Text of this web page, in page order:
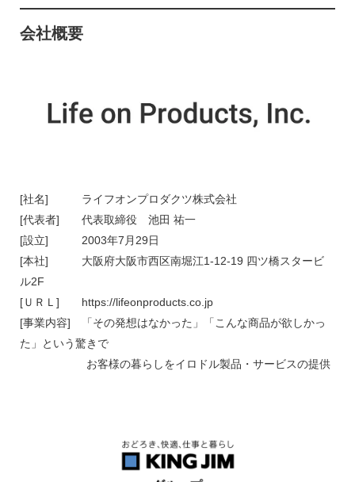
会社概要
[社名] ライフオンプロダクツ株式会社
[代表者] 代表取締役 池田 祐一
[設立] 2003年7月29日
[本社] 大阪府大阪市西区南堀江1-12-19 四ツ橋スタービ
ル2F
[ＵＲＬ] https://lifeonproducts.co.jp
[事業内容] 「その発想はなかった」「こんな商品が欲しかっ
た」という驚きで
お客様の暮らしをイロドル製品・サービスの提供